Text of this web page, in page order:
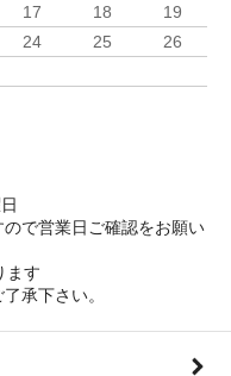
17 18
19
24 25
26
で営業日ご確認をお願い
ます
承下さい。